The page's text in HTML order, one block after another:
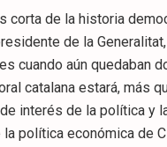
corta de la historia
de la
cuando aún quedaban
catalana estará, más
interés de la política y
política económica de